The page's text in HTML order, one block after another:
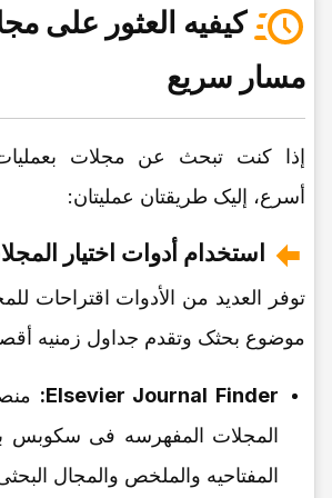
کیفیه العثور على
مسار سریع
إذا کنت تبحث عن مجلات
أسرع، إلیک طریقتان عملیتان:
استخدام أدوات اختیار
توفر العدید من الأدوات اقتراحات
موضوع بحثک وتقدم جداول زمنیه
Elsevier Journal Finder:
المجلات المفهرسه فی سکوبس
المفتاحیه والملخص والمجال